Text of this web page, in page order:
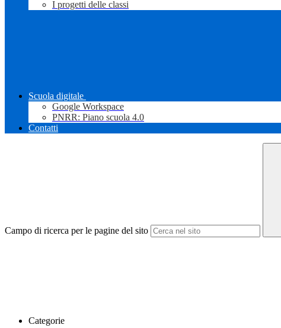
I progetti delle classi
Scuola digitale
Google Workspace
PNRR: Piano scuola 4.0
Contatti
Campo di ricerca per le pagine del sito
Categorie